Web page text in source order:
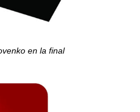
en la final